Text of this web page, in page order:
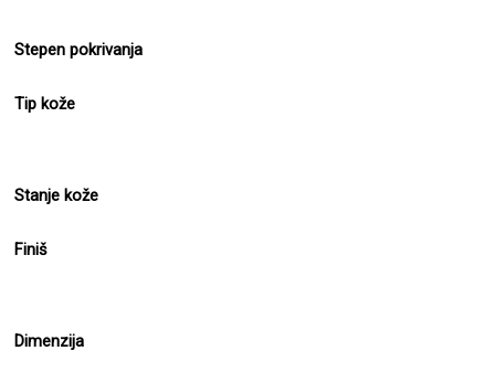
Stepen pokrivanja
Tip kože
Stanje kože
Finiš
Dimenzija